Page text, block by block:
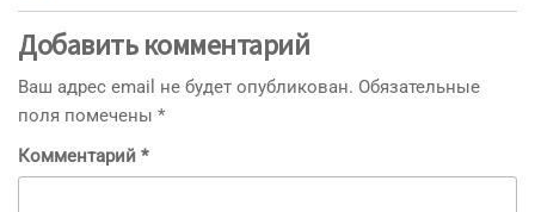
Добавить комментарий
Ваш адрес email не будет опубликован. Обязательные
поля помечены *
Комментарий *